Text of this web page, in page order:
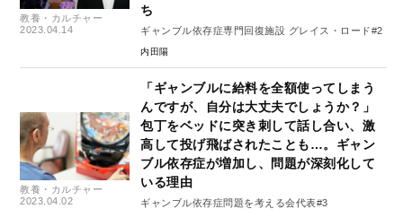
教養・カルチャー
2023.04.14
ち
ギャンブル依存症専門回復施設 グレイス・ロード#2
内田陽
教養・カルチャー
2023.04.02
「ギャンブルに給料を全額使ってしまう
んですが、自分は大丈夫でしょうか？」
包丁をベッドに突き刺して話し合い、激
高して投げ飛ばされたことも…。ギャン
ブル依存症が増加し、問題が深刻化して
いる理由
ギャンブル依存症問題を考える会代表#3